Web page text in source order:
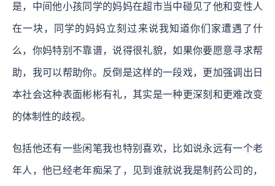
是，中间他小孩同学的妈妈在超市当中碰见了他和变性人
在一块，同学的妈妈立刻过来说我知道你们家遭遇了什
么，你妈特别不靠谱，说得很礼貌，如果你要愿意寻求帮
助，我可以帮助你。反倒是这样的一段戏，更加强调出日
本社会这种表面彬彬有礼，其实是一种更深刻和更难改变
的体制性的歧视。
包括他还有一些闲笔我也特别喜欢，比如说永远有一个老
年人，他已经老年痴呆了，见到谁就说我是制药公司的，